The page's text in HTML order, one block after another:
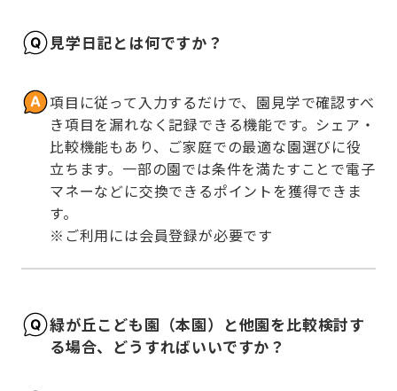
見学日記とは何ですか？
項目に従って入力するだけで、園見学で確認すべ
き項目を漏れなく記録できる機能です。シェア・
比較機能もあり、ご家庭での最適な園選びに役
立ちます。一部の園では条件を満たすことで電子
マネーなどに交換できるポイントを獲得できま
す。
※ご利用には会員登録が必要です
緑が丘こども園（本園）と他園を比較検討す
る場合、どうすればいいですか？